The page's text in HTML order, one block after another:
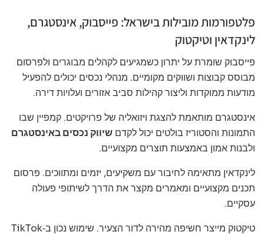
פלטפורמות מובילות בישראל: פייסבוק, אינסטגרם,
לינקדאין וטיקטוק
פייסבוק שומרת על יתרון כשמגיעים לקהלים מבוגרים ולפרסום
מבוסס קבוצות ושווקים מקומיים. מנהלי נכסים יכולים להפעיל
מודעות ממוקדות וליצור קהילות סביב אזורים ועלויות דירה.
אינסטגרם מותאמת להצגת ויזואליה של פרויקטים. קמפיין שבו
התמונות והסטוריז בולטים יכול לקדם שיווק נכסים באינסטגרם
ולבנות אמון באמצעות תוצרים מקצועיים.
לינקדאין מתאימה לחיבור עם משקיעים, יזמים ומתווכים. פרסום
תכנים מקצועיים ומאמרים מקצר את הדרך לשיתופי פעולה
עסקיים.
טיקטוק מייצר חשיפה מהירה לדור הצעיר. שימוש נכון ב‑TikTok